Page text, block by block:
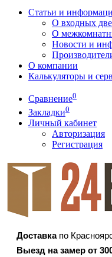
Статьи и
О входных
О
Новости и
О компании
Калькуляторы и
Сравнение0
Закладки0
Личный кабинет
Авторизация
Регистрация
Доставкапо
Выезд на замер от